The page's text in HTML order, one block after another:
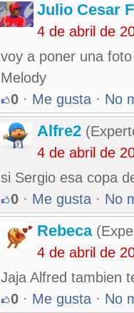
Julio Cesar
4 de abril de
voy a poner una
Melody
0 · Me gusta · No
Alfre2
4 de abril de
si Sergio esa copa
0 · Me gusta · No
Rebeca
4 de abril de
Jaja Alfred tambien
0 · Me gusta · No